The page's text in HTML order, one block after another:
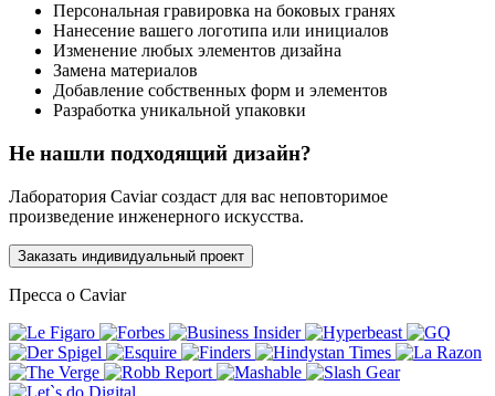
Персональная гравировка на боковых гранях
Нанесение вашего логотипа или инициалов
Изменение любых элементов дизайна
Замена материалов
Добавление собственных форм и элементов
Разработка уникальной упаковки
Не нашли подходящий дизайн?
Лаборатория Caviar создаст для вас неповторимое
произведение инженерного искусства.
Заказать индивидуальный проект
Пресса о Caviar